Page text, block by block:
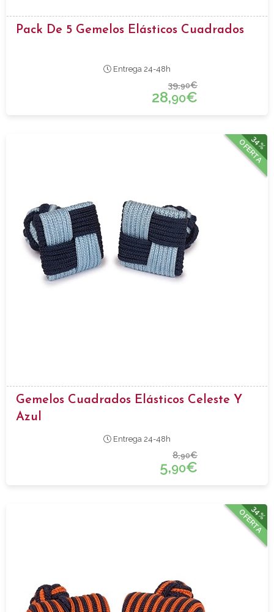
Pack De 5 Gemelos Elásticos Cuadrados
Entrega 24-48h
39,90€
28,90€
34%
OFERTA
Gemelos Cuadrados Elásticos Celeste Y
Azul
Entrega 24-48h
8,90€
5,90€
34%
OFERTA